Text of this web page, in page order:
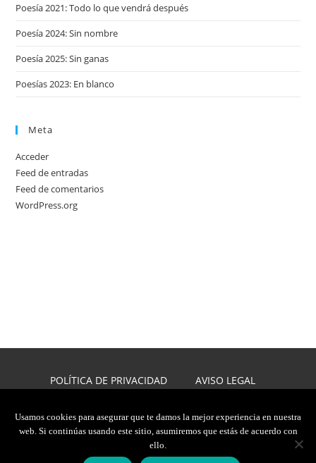
Poesía 2021: Todo lo que vendrá después
Poesía 2024: Sin nombre
Poesía 2025: Sin ganas
Poesías 2023: En blanco
Meta
Acceder
Feed de entradas
Feed de comentarios
WordPress.org
POLÍTICA DE PRIVACIDAD
AVISO LEGAL
2026, JAVIER CARMONA
TODOS LOS DERECHOS RESERVADOS
Usamos cookies para asegurar que te damos la mejor experiencia en nuestra
web. Si continúas usando este sitio, asumiremos que estás de acuerdo con
ello.